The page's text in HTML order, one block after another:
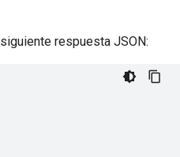
respuesta JSON: